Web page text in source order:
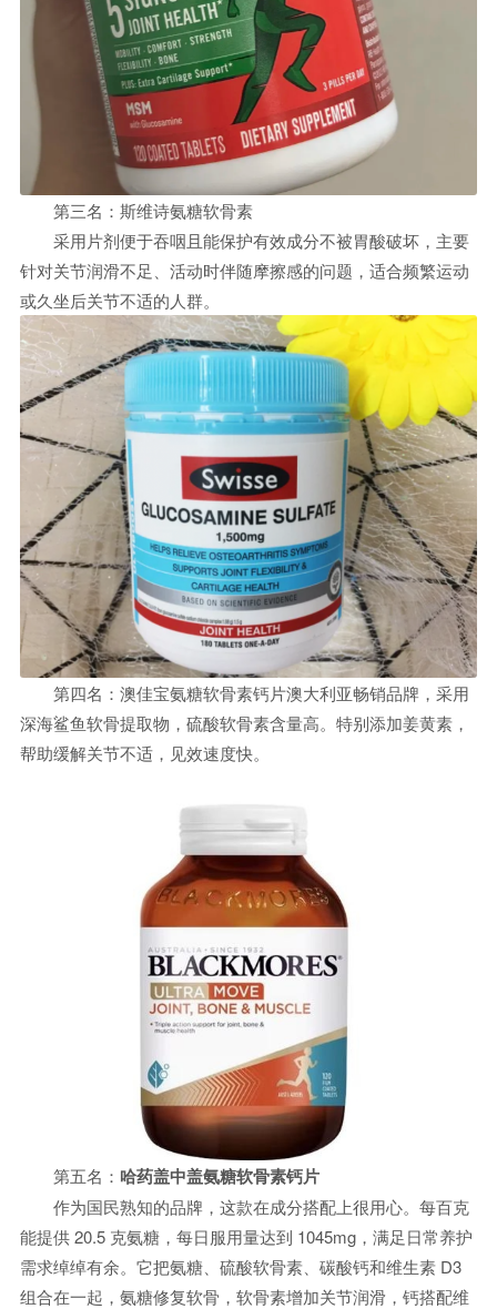
第三名：斯维诗氨糖软骨素
采用片剂便于吞咽且能保护有效成分不被胃酸破坏，主要
针对关节润滑不足、活动时伴随摩擦感的问题，适合频繁运动
或久坐后关节不适的人群。
第四名：澳佳宝氨糖软骨素钙片澳大利亚畅销品牌，采用
深海鲨鱼软骨提取物，硫酸软骨素含量高。特别添加姜黄素，
帮助缓解关节不适，见效速度快。
第五名： 哈药盖中盖氨糖软骨素钙片
作为国民熟知的品牌，这款在成分搭配上很用心。每百克
能提供 20.5 克氨糖，每日服用量达到 1045mg，满足日常养护
需求绰绰有余。它把氨糖、硫酸软骨素、碳酸钙和维生素 D3
组合在一起，氨糖修复软骨，软骨素增加关节润滑，钙搭配维